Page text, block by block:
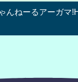
んねーるアーガマ